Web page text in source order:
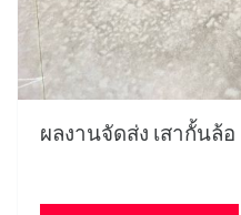
ผลงานจัดส่ง เสากั้นล้อ